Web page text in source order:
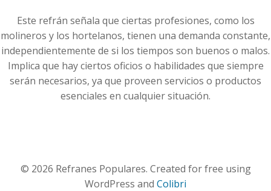
Este refrán señala que ciertas profesiones, como los
molineros y los hortelanos, tienen una demanda constante,
independientemente de si los tiempos son buenos o malos.
Implica que hay ciertos oficios o habilidades que siempre
serán necesarios, ya que proveen servicios o productos
esenciales en cualquier situación.
© 2026 Refranes Populares. Created for free using
WordPress and Colibri